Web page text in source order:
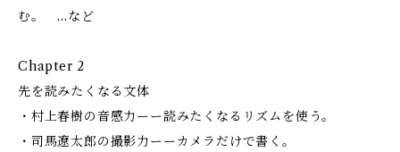
む。 …など
Chapter 2
先を読みたくなる文体
・村上春樹の音感力ーー読みたくなるリズムを使う。
・司馬遼太郎の撮影力ーーカメラだけで書く。